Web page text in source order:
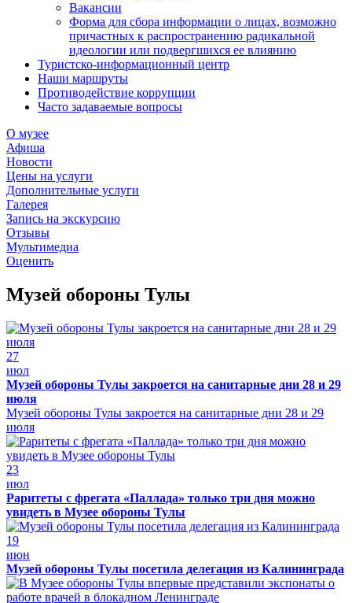
Вакансии
Форма для сбора информации о лицах, возможно
причастных к распространению радикальной
идеологии или подвергшихся ее влиянию
Туристско-информационный центр
Наши маршруты
Противодействие коррупции
Часто задаваемые вопросы
О музее
Афиша
Новости
Цены на услуги
Дополнительные услуги
Галерея
Запись на экскурсию
Отзывы
Мультимедиа
Оценить
Музей обороны Тулы
27
июл
Музей обороны Тулы закроется на санитарные дни 28 и 29
июля
Музей обороны Тулы закроется на санитарные дни 28 и 29
июля
23
июл
Раритеты с фрегата «Паллада» только три дня можно
увидеть в Музее обороны Тулы
19
июн
Музей обороны Тулы посетила делегация из Калининграда